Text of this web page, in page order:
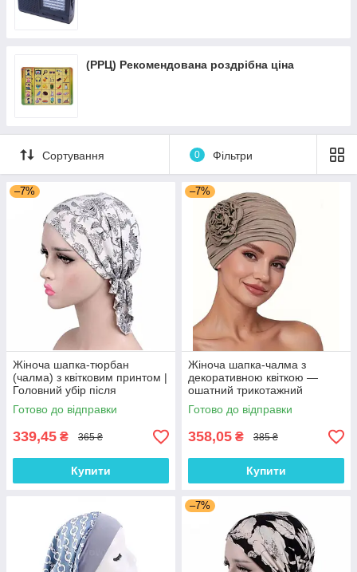
(РРЦ) Рекомендована роздрібна ціна
Сортування 0 Фільтри
–7%
Жіноча шапка-тюрбан
(чалма) з квітковим принтом |
Головний убір після
хіміотерапії, при алопеції |
Літня хустка на голову
Готово до відправки
339,45 ₴ 365 ₴
Купити
–7%
Жіноча шапка-чалма з
декоративною квіткою —
ошатний трикотажний
тюрбан, колір Кава з
молоком
Готово до відправки
358,05 ₴ 385 ₴
Купити
–7%